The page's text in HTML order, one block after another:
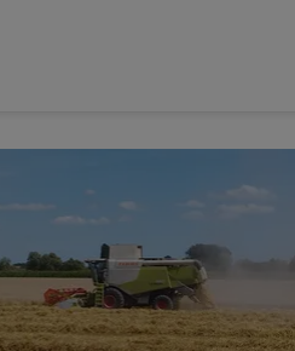
pour des raisons politiques, nous
de la nocivité de la molécule
le cadre de leur note